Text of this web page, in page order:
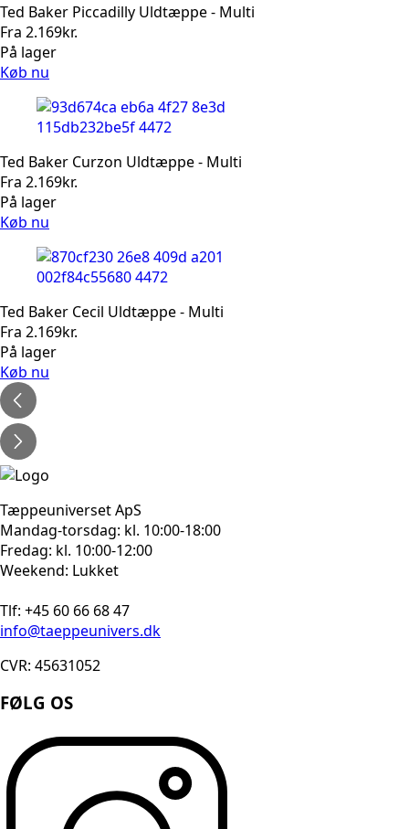
Ted Baker Piccadilly Uldtæppe - Multi
Fra 2.169kr.
På lager
Køb nu
Ted Baker Curzon Uldtæppe - Multi
Fra 2.169kr.
På lager
Køb nu
Ted Baker Cecil Uldtæppe - Multi
Fra 2.169kr.
På lager
Køb nu
Tæppeuniverset ApS
Mandag-torsdag: kl. 10:00-18:00
Fredag: kl. 10:00-12:00
Weekend: Lukket
Tlf: +45 60 66 68 47
info@taeppeunivers.dk
CVR: 45631052
FØLG OS